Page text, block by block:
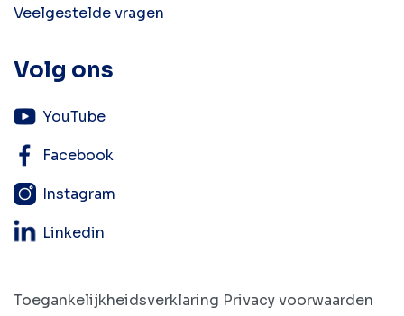
Veelgestelde vragen
Volg ons
YouTube
Facebook
Instagram
Linkedin
Toegankelijkheidsverklaring Privacy voorwaarden